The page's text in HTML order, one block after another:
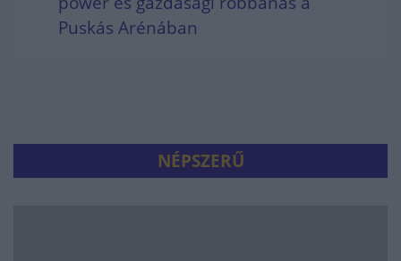
Puskás Arénában
NÉPSZERŰ